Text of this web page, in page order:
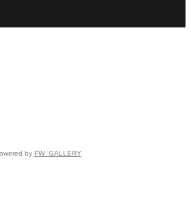
by FW_GALLERY